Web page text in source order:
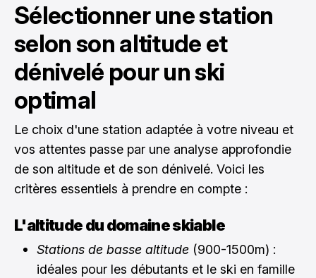
Sélectionner une station
selon son altitude et
dénivelé pour un ski
optimal
Le choix d'une station adaptée à votre niveau et
vos attentes passe par une analyse approfondie
de son altitude et de son dénivelé. Voici les
critères essentiels à prendre en compte :
L'altitude du domaine skiable
Stations de basse altitude (900-1500m) :
idéales pour les débutants et le ski en famille